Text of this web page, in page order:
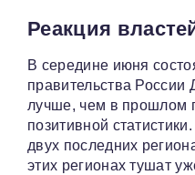
Реакция
В середине июня
правительства
лучше, чем в прошлом
позитивной
двух последних
этих регионах тушат